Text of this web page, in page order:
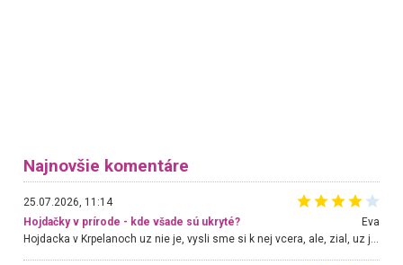
Najnovšie komentáre
25.07.2026, 11:14
Hojdačky v prírode - kde všade sú ukryté?
Eva
Hojdacka v Krpelanoch uz nie je, vysli sme si k nej vcera, ale, zial, uz je znicena. Ak sem planujete cestu len kvoli hojdacke, mozete si ju usetrit. Krasny vyhlad je tu vsak aj bez hojdacky :-)